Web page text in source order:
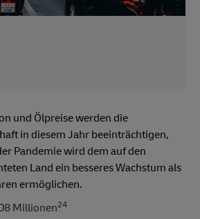
und Ölpreise werden die
in diesem Jahr beeinträchtigen,
Pandemie wird dem auf den
Land ein besseres Wachstum als
ermöglichen.
Millionen24